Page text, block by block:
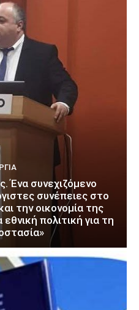
Ένα συνεχιζόμενο
συνέπειες στο
την οικονομία της
πολιτική για τη